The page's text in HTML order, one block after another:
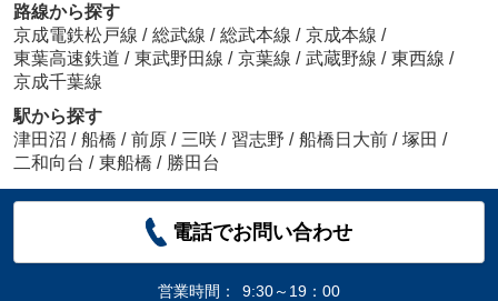
路線から探す
京成電鉄松戸線 / 総武線 / 総武本線 / 京成本線 /
東葉高速鉄道 / 東武野田線 / 京葉線 / 武蔵野線 / 東西線 /
京成千葉線
駅から探す
津田沼 / 船橋 / 前原 / 三咲 / 習志野 / 船橋日大前 / 塚田 /
二和向台 / 東船橋 / 勝田台
電話でお問い合わせ
営業時間：
9:30～19：00